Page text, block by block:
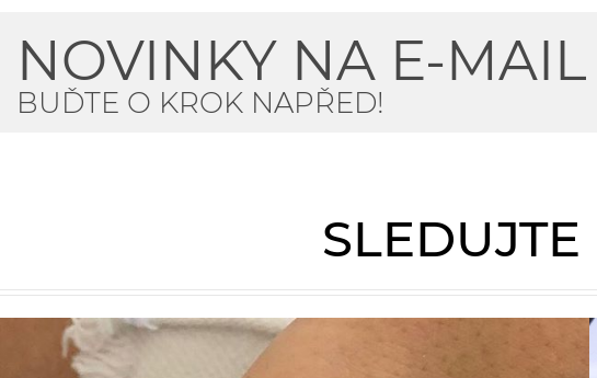
NOVINKY NA E-MAIL
BUĎTE O KROK NAPŘED!